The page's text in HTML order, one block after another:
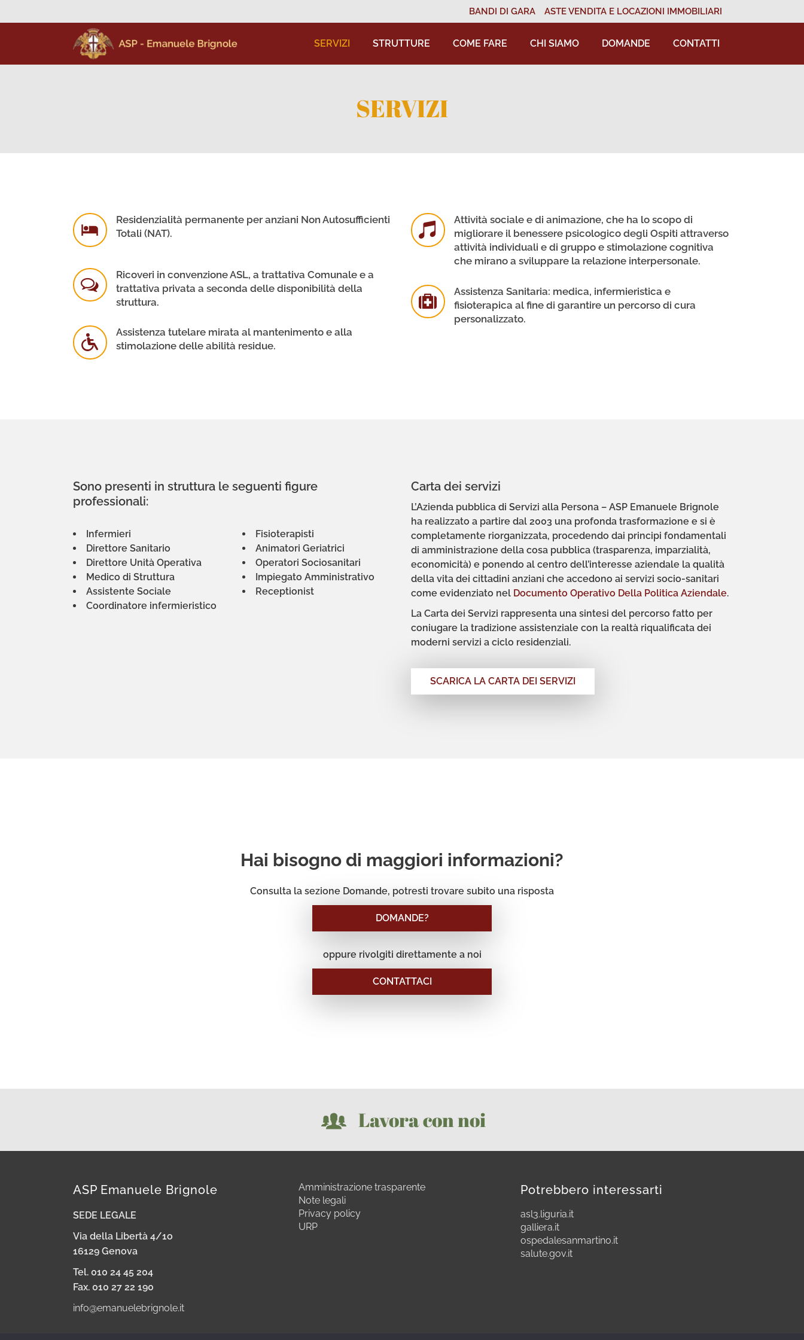
BANDI DI GARA ASTE VENDITA E LOCAZIONI IMMOBILIARI
SERVIZI STRUTTURE COME FARE CHI SIAMO DOMANDE CONTATTI
SERVIZI
Residenzialità permanente per anziani Non Autosufficienti
Totali (NAT).
Ricoveri in convenzione ASL, a trattativa Comunale e a
trattativa privata a seconda delle disponibilità della
struttura.
Assistenza tutelare mirata al mantenimento e alla
stimolazione delle abilità residue.
Attività sociale e di animazione, che ha lo scopo di
migliorare il benessere psicologico degli Ospiti attraverso
attività individuali e di gruppo e stimolazione cognitiva
che mirano a sviluppare la relazione interpersonale.
Assistenza Sanitaria: medica, infermieristica e
fisioterapica al fine di garantire un percorso di cura
personalizzato.
Sono presenti in struttura le seguenti figure
professionali:
Infermieri
Direttore Sanitario
Direttore Unità Operativa
Medico di Struttura
Assistente Sociale
Coordinatore infermieristico
Fisioterapisti
Animatori Geriatrici
Operatori Sociosanitari
Impiegato Amministrativo
Receptionist
Carta dei servizi
L’Azienda pubblica di Servizi alla Persona – ASP Emanuele Brignole
ha realizzato a partire dal 2003 una profonda trasformazione e si è
completamente riorganizzata, procedendo dai principi fondamentali
di amministrazione della cosa pubblica (trasparenza, imparzialità,
economicità) e ponendo al centro dell’interesse aziendale la qualità
della vita dei cittadini anziani che accedono ai servizi socio-sanitari
come evidenziato nel Documento Operativo Della Politica Aziendale.
La Carta dei Servizi rappresenta una sintesi del percorso fatto per
coniugare la tradizione assistenziale con la realtà riqualificata dei
moderni servizi a ciclo residenziali.
SCARICA LA CARTA DEI SERVIZI
Hai bisogno di maggiori informazioni?
Consulta la sezione Domande, potresti trovare subito una risposta
DOMANDE?
oppure rivolgiti direttamente a noi
CONTATTACI
Lavora con noi
ASP Emanuele Brignole
SEDE LEGALE
Via della Libertà 4/1o
16129 Genova
Tel. 010 24 45 204
Fax. 010 27 22 190
info@emanuelebrignole.it
Amministrazione trasparente
Note legali
Privacy policy
URP
Potrebbero interessarti
asl3.liguria.it
galliera.it
ospedalesanmartino.it
salute.gov.it